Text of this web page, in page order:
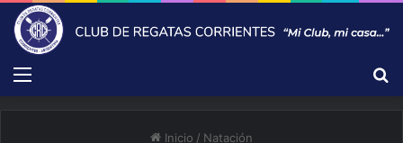
Menú
Inicio / Natación